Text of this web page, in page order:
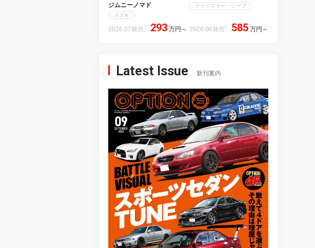
ジムニーノマド
スズキ
2026.07発売 293 万円 ～
クライスラー・ジープ
2026.06発売 585 万円 ～
Latest Issue 新刊案内